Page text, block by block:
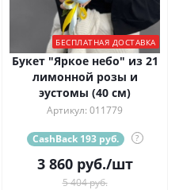
БЕСПЛАТНАЯ ДОСТАВКА
Букет "Яркое небо" из 21
лимонной розы и
эустомы (40 см)
Артикул: 011779
CashBack 193 руб. ?
3 860руб./шт
5 404 руб.